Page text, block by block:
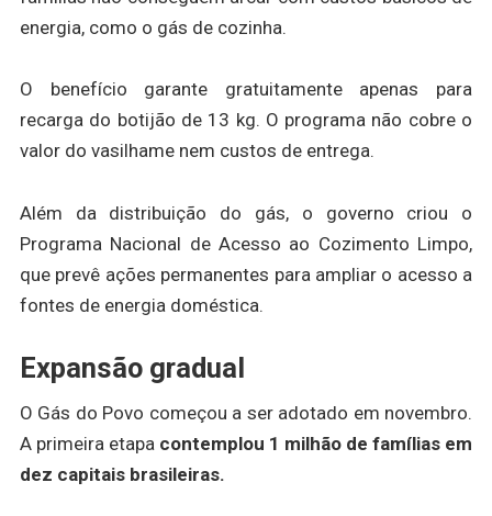
energia, como o gás de cozinha.
O benefício garante gratuitamente apenas para
recarga do botijão de 13 kg. O programa não cobre o
valor do vasilhame nem custos de entrega.
Além da distribuição do gás, o governo criou o
Programa Nacional de Acesso ao Cozimento Limpo,
que prevê ações permanentes para ampliar o acesso a
fontes de energia doméstica.
Expansão gradual
O Gás do Povo começou a ser adotado em novembro.
A primeira etapa contemplou 1 milhão de famílias em
dez capitais brasileiras.